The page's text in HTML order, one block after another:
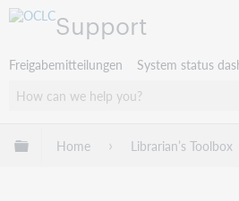
Support
Freigabemitteilungen System status
Globale Hierarchie
Home Librarian’s Toolbox